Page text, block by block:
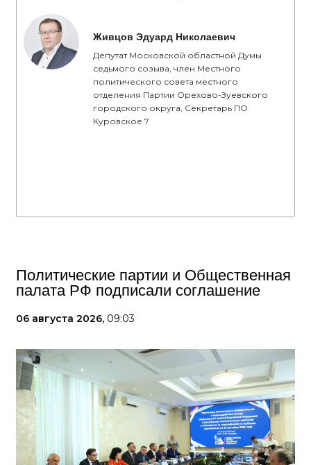
Живцов Эдуард Николаевич
Депутат Московской областной Думы
седьмого созыва, член Местного
политического совета местного
отделения Партии Орехово-Зуевского
городского округа, Секретарь ПО
Куровское 7
Политические партии и Общественная
палата РФ подписали соглашение
06 августа 2026, 09:03